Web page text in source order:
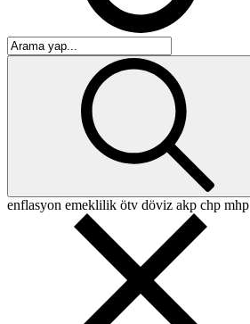
enflasyon emeklilik ötv döviz akp chp mhp